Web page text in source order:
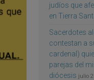
judíos que
en Tierra
Sacerdotes
contestan a
cardenal)
parejas del
diócesis julio